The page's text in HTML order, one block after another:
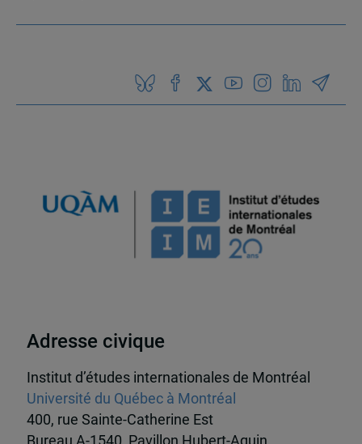
Adresse civique
Institut d’études internationales de Montréal
Université du Québec à Montréal
400, rue Sainte-Catherine Est